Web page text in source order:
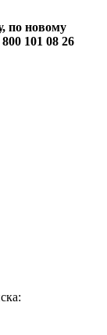
по новому
101 08 26